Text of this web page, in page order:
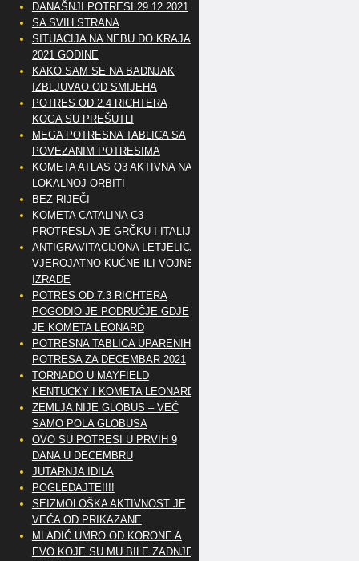
DANAŠNJI POTRESI 29.12.2021
SA SVIH STRANA
SITUACIJA NA NEBU DO KRAJA
2021 GODINE
KAKO SAM SE NA BADNJAK
IZBLJUVAO OD SMIJEHA
POTRES OD 2.4 RICHTERA
KOGA SU PREŠUTLI
MEGA POTRESNA TABLICA SA
POVEZANIM POTRESIMA
KOMETA ATLAS Q3 AKTIVNA NA
LOKALNOJ ORBITI
BEZ RIJEČI
KOMETA CATALINA C3
PROTRESLA JE GRČKU I ITALIJU
ANTIGRAVITACIJONA LETJELICA
VJEROJATNO KUĆNE ILI VOJNE
IZRADE
POTRES OD 7.3 RICHTERA
POGODIO JE PODRUČJE GDJE
JE KOMETA LEONARD
POTRESNA TABLICA UPARENIH
POTRESA ZA DECEMBAR 2021
TORNADO U MAYFIELD
KENTUCKY I KOMETA LEONARD
ZEMLJA NIJE GLOBUS – VEĆ
SAMO POLA GLOBUSA
OVO SU POTRESI U PRVIH 9
DANA U DECEMBRU
JUTARNJA IDILA
POGLEDAJTE!!!!
SEIZMOLOŠKA AKTIVNOST JE
VEĆA OD PRIKAZANE
MLADIĆ UMRO OD KORONE A
EVO KOJE SU MU BILE ZADNJE